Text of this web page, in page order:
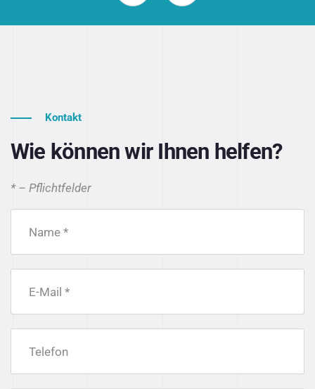
Kontakt
Wie können wir Ihnen helfen?
* – Pflichtfelder
Name *
E-Mail *
Telefon